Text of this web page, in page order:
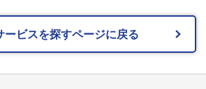
ービスを探すページに戻る